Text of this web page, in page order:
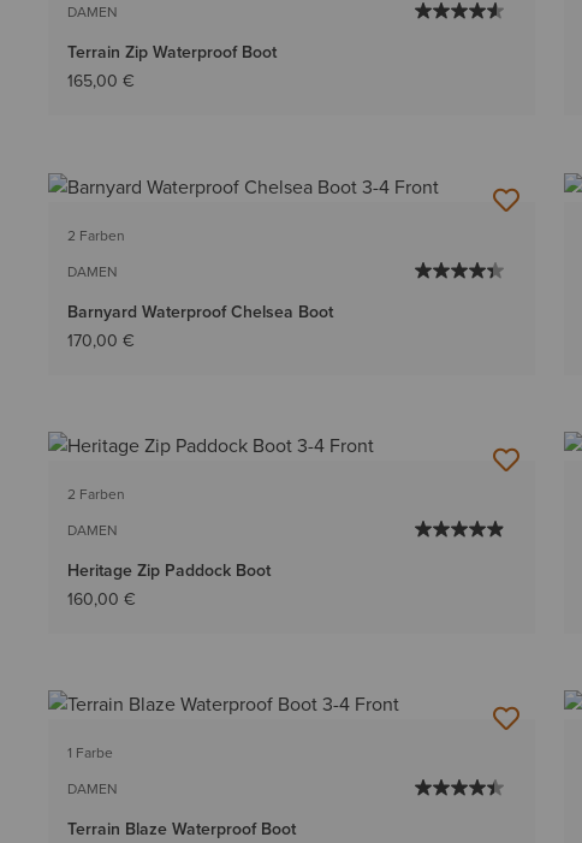
DAMEN
Terrain Zip Waterproof Boot
165,00 €
2 Farben
DAMEN
Barnyard Waterproof Chelsea Boot
170,00 €
2 Farben
DAMEN
Heritage Zip Paddock Boot
160,00 €
1 Farbe
DAMEN
Terrain Blaze Waterproof Boot